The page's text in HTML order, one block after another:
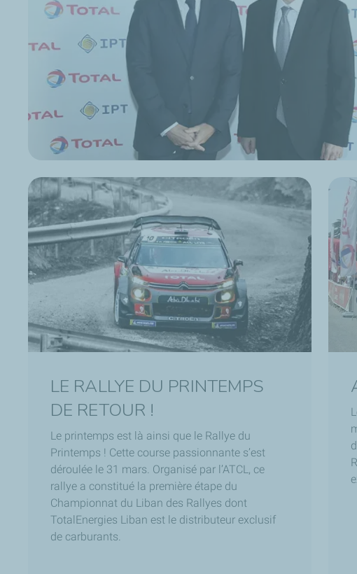
LE RALLYE DU PRINTEMPS
DE RETOUR !
Le printemps est là ainsi que le Rallye du
Printemps ! Cette course passionnante s’est
déroulée le 31 mars. Organisé par l’ATCL, ce
rallye a constitué la première étape du
Championnat du Liban des Rallyes dont
TotalEnergies Liban est le distributeur exclusif
de carburants.